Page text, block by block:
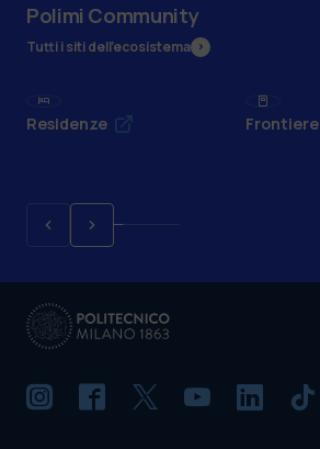
Polimi Community
Tutti i siti dell’ecosistema
Residenze Frontiere